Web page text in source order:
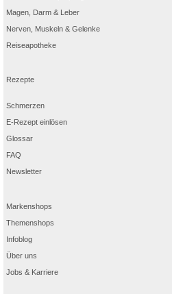
Magen, Darm & Leber
Nerven, Muskeln & Gelenke
Reiseapotheke
Rezepte
Schmerzen
E-Rezept einlösen
Glossar
FAQ
Newsletter
Markenshops
Themenshops
Infoblog
Über uns
Jobs & Karriere